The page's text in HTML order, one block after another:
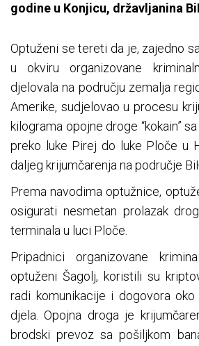
godine u Konjicu, državljanina
Optuženi se tereti da je, zajedno
u okviru organizovane
djelovala na području zemalja
Amerike, sudjelovao u procesu
kilograma opojne droge “kokain”
preko luke Pirej do luke Ploče u
daljeg krijumčarenja na područje
Prema navodima optužnice,
osigurati nesmetan prolazak
terminala u luci Ploče.
Pripadnici organizovane
optuženi Šagolj, koristili su
radi komunikacije i dogovora oko
djela. Opojna droga je
brodski prevoz sa pošiljkom